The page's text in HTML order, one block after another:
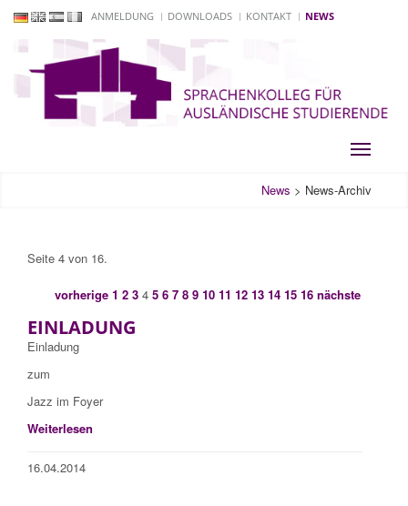
ANMELDUNG DOWNLOADS KONTAKT NEWS
Toggle
News > News-Archiv
Seite 4 von 16.
vorherige 1 2 3 4 5 6 7 8 9 10 11 12 13 14 15 16 nächste
EINLADUNG
Einladung
zum
Jazz im Foyer
Weiterlesen
16.04.2014